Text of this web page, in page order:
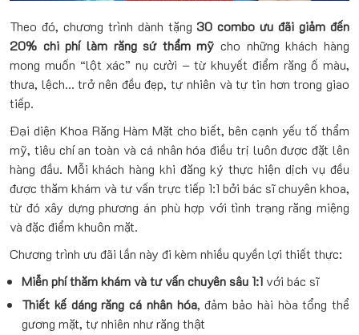
Theo đó, chương trình dành tặng 30 combo ưu đãi giảm đến
20% chi phí làm răng sứ thẩm mỹ cho những khách hàng
mong muốn “lột xác” nụ cười – từ khuyết điểm răng ố màu,
thưa, lệch… trở nên đều đẹp, tự nhiên và tự tin hơn trong giao
tiếp.
Đại diện Khoa Răng Hàm Mặt cho biết, bên cạnh yếu tố thẩm
mỹ, tiêu chí an toàn và cá nhân hóa điều trị luôn được đặt lên
hàng đầu. Mỗi khách hàng khi đăng ký thực hiện dịch vụ đều
được thăm khám và tư vấn trực tiếp 1:1 bởi bác sĩ chuyên khoa,
từ đó xây dựng phương án phù hợp với tình trạng răng miệng
và đặc điểm khuôn mặt.
Chương trình ưu đãi lần này đi kèm nhiều quyền lợi thiết thực:
Miễn phí thăm khám và tư vấn chuyên sâu 1:1 với bác sĩ
Thiết kế dáng răng cá nhân hóa, đảm bảo hài hòa tổng thể
gương mặt, tự nhiên như răng thật